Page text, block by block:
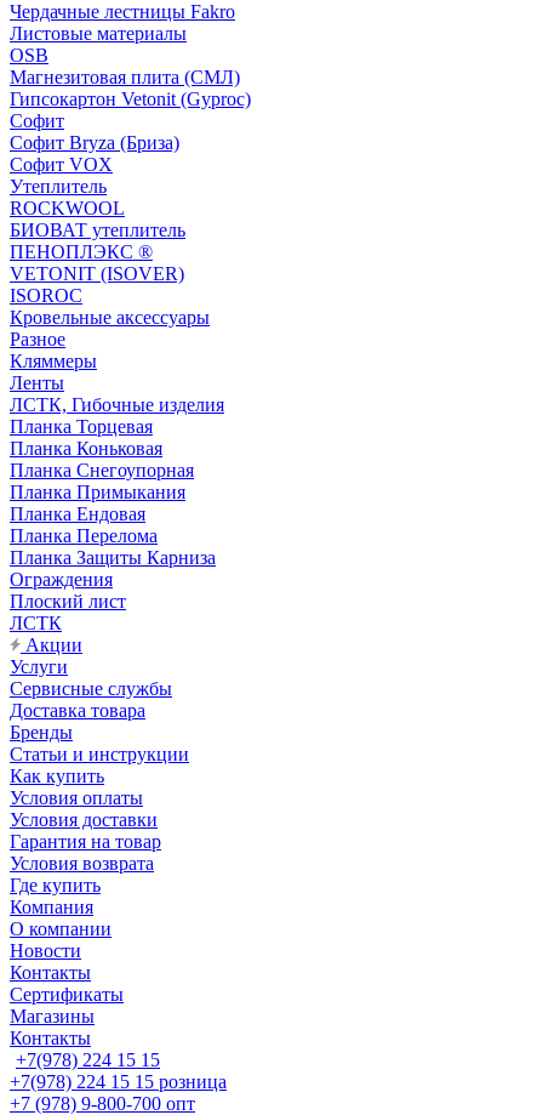
Чердачные лестницы Fakro
Листовые материалы
OSB
Магнезитовая плита (СМЛ)
Гипсокартон Vetonit (Gyproc)
Софит
Софит Bryza (Бриза)
Софит VOX
Утеплитель
ROCKWOOL
БИОВАТ утеплитель
ПЕНОПЛЭКС ®
VETONIT (ISOVER)
ISOROC
Кровельные аксессуары
Разное
Кляммеры
Ленты
ЛСТК, Гибочные изделия
Планка Торцевая
Планка Коньковая
Планка Снегоупорная
Планка Примыкания
Планка Ендовая
Планка Перелома
Планка Защиты Карниза
Ограждения
Плоский лист
ЛСТК
Акции
Услуги
Сервисные службы
Доставка товара
Бренды
Статьи и инструкции
Как купить
Условия оплаты
Условия доставки
Гарантия на товар
Условия возврата
Где купить
Компания
О компании
Новости
Контакты
Сертификаты
Магазины
Контакты
+7(978) 224 15 15
+7(978) 224 15 15 розница
+7 (978) 9-800-700 опт